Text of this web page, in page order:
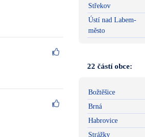
Střekov
Ústí nad Labem-
město
22 částí obce:
Božtěšice
Brná
Habrovice
Strážky